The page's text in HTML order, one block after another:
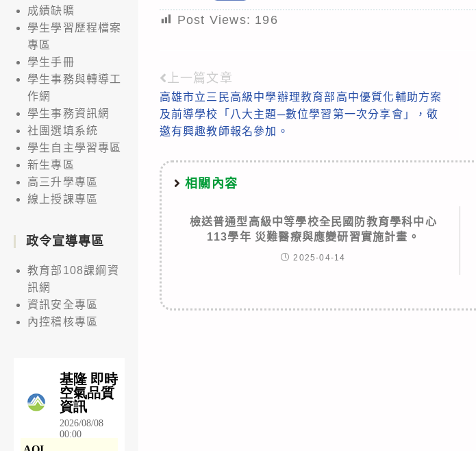
Post Views: 196
Read
more
articles
上一篇文章
高雄市立三民高級中學辦理教育部高中優質化輔助方案
及前導學校「八大主題─數位學習第一次分享會」，敬
邀有興趣教師報名參加。
相關內容
檢送普通型高級中等學校全民國防教育學科中心
113學年 災難醫療與應變研習實施計畫。
2025-04-14
成績缺曠
學生學習歷程檔案
專區
學生手冊
學生事務與轉導工
作網
學生事務資訊網
社團選填系統
學生自主學習專區
新生專區
高三升學專區
線上授課專區
政令宣導專區
教育部108課綱資
訊網
資訊安全專區
內控稽核專區